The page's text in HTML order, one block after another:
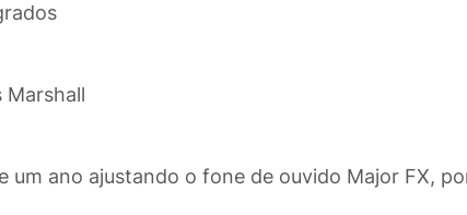
Marshall
um ano ajustando o fone de ouvido Major FX,